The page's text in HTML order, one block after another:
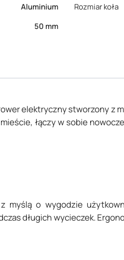
Aluminium Rozmiar koła
50 mm
elektryczny stworzony z
łączy w sobie
myślą o wygodzie
długich wycieczek.